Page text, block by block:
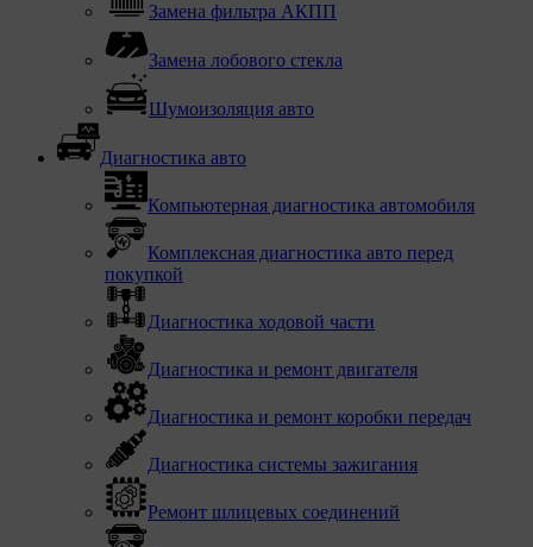
Замена фильтра АКПП
Замена лобового стекла
Шумоизоляция авто
Диагностика авто
Компьютерная диагностика автомобиля
Комплексная диагностика авто перед
покупкой
Диагностика ходовой части
Диагностика и ремонт двигателя
Диагностика и ремонт коробки передач
Диагностика системы зажигания
Ремонт шлицевых соединений